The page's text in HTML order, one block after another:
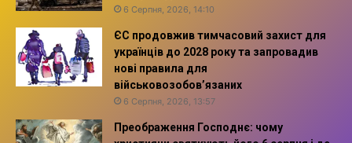
6 Серпня, 2026, 14:10
ЄС продовжив тимчасовий захист для
українців до 2028 року та запровадив
нові правила для
військовозобов’язаних
6 Серпня, 2026, 13:57
Преображення Господнє: чому